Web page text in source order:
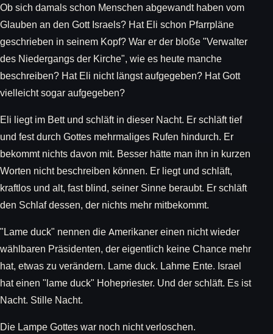
Ob sich damals schon Menschen abgewandt haben vom
Glauben an den Gott Israels? Hat Eli schon Pfarrpläne
geschrieben in seinem Kopf? War er der bloße "Verwalter
des Niedergangs der Kirche", wie es heute manche
beschreiben? Hat Eli nicht längst aufgegeben? Hat Gott
vielleicht sogar aufgegeben?
Eli liegt im Bett und schläft in dieser Nacht. Er schläft tief
und fest durch Gottes mehrmaliges Rufen hindurch. Er
bekommt nichts davon mit. Besser hätte man ihn in kurzen
Worten nicht beschreiben können. Er liegt und schläft,
kraftlos und alt, fast blind, seiner Sinne beraubt. Er schläft
den Schlaf dessen, der nichts mehr mitbekommt.
"Lame duck" nennen die Amerikaner einen nicht wieder
wählbaren Präsidenten, der eigentlich keine Chance mehr
hat, etwas zu verändern. Lame duck. Lahme Ente. Israel
hat einen "lame duck" Hohepriester. Und der schläft. Es ist
Nacht. Stille Nacht.
Die Lampe Gottes war noch nicht verloschen.